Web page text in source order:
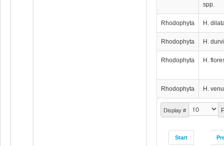
Display #
Start
spp.
Rhodophyta H.
Rhodophyta H.
Rhodophyta H.
Rhodophyta H.